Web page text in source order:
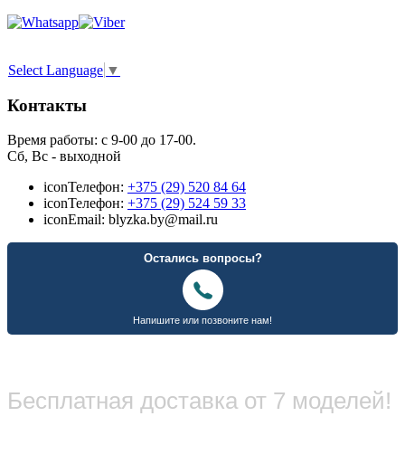
Select Language ▼
Контакты
Время работы: с 9-00 до 17-00.
Сб, Вс - выходной
iconТелефон: +375 (29) 520 84 64
iconТелефон: +375 (29) 524 59 33
iconEmail: blyzka.by@mail.ru
Бесплатная доставка от 7 моделей!